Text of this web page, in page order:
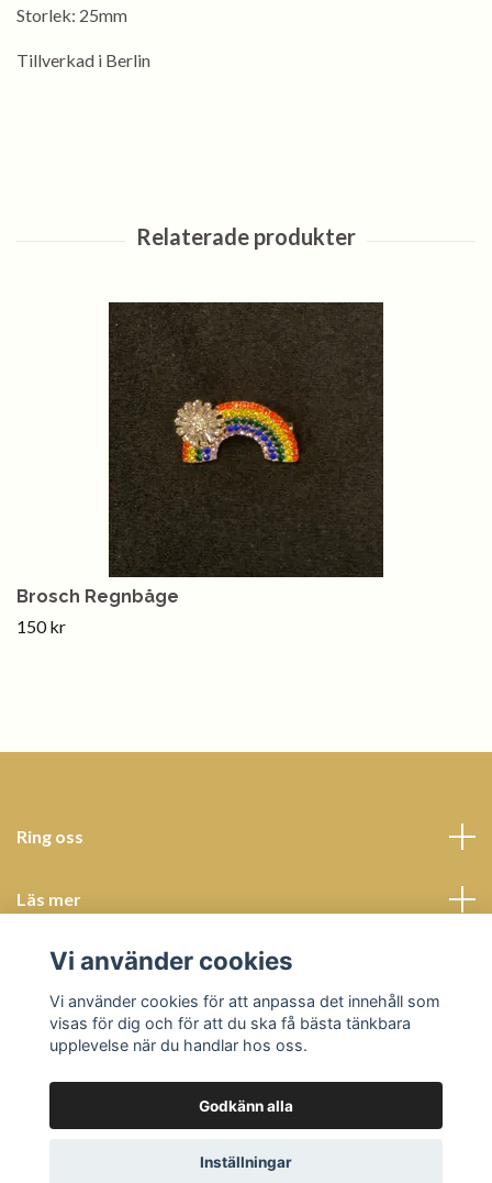
Storlek: 25mm
Tillverkad i Berlin
Brosch Regnbåge
150 kr
Ring oss
Läs mer
Sociala medier
© 2026 Butik BohèmePowered by Quickbutik
Vi använder cookies
Vi använder cookies för att anpassa det innehåll som
visas för dig och för att du ska få bästa tänkbara
upplevelse när du handlar hos oss.
Godkänn alla
Inställningar